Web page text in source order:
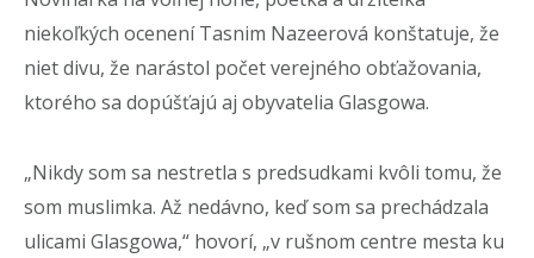
niekoľkých ocenení Tasnim Nazeerová konštatuje, že
niet divu, že narástol počet verejného obťažovania,
ktorého sa dopúšťajú aj obyvatelia Glasgowa.
„Nikdy som sa nestretla s predsudkami kvôli tomu, že
som muslimka. Až nedávno, keď som sa prechádzala
ulicami Glasgowa,“ hovorí, „v rušnom centre mesta ku